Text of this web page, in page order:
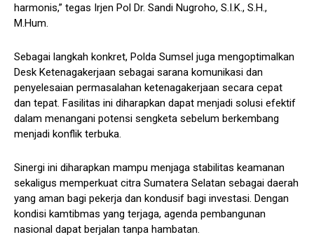
harmonis,” tegas Irjen Pol Dr. Sandi Nugroho, S.I.K., S.H.,
M.Hum.
Sebagai langkah konkret, Polda Sumsel juga mengoptimalkan
Desk Ketenagakerjaan sebagai sarana komunikasi dan
penyelesaian permasalahan ketenagakerjaan secara cepat
dan tepat. Fasilitas ini diharapkan dapat menjadi solusi efektif
dalam menangani potensi sengketa sebelum berkembang
menjadi konflik terbuka.
Sinergi ini diharapkan mampu menjaga stabilitas keamanan
sekaligus memperkuat citra Sumatera Selatan sebagai daerah
yang aman bagi pekerja dan kondusif bagi investasi. Dengan
kondisi kamtibmas yang terjaga, agenda pembangunan
nasional dapat berjalan tanpa hambatan.